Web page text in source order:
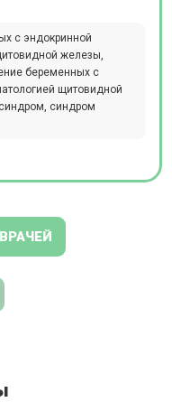
с эндокринной
железы,
беременных с
щитовидной
синдром